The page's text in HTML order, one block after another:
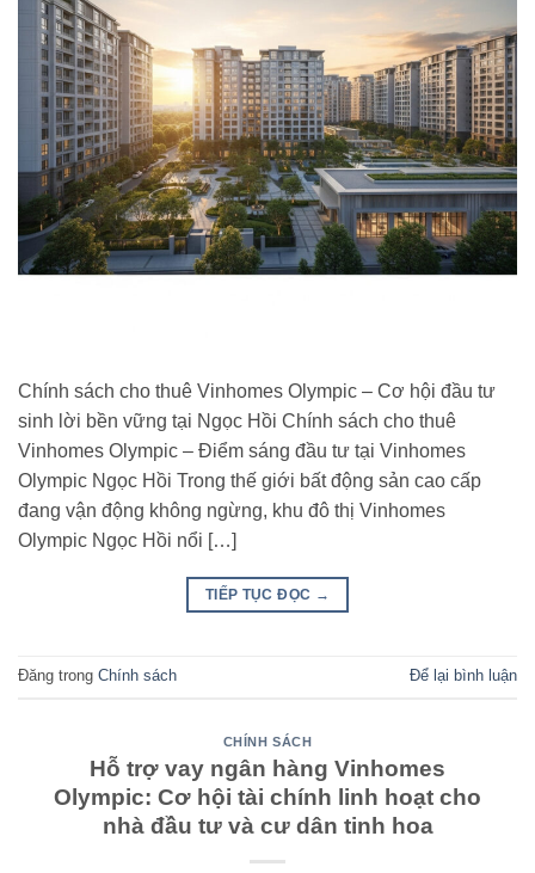
Chính sách cho thuê Vinhomes Olympic – Cơ hội đầu tư
sinh lời bền vững tại Ngọc Hồi Chính sách cho thuê
Vinhomes Olympic – Điểm sáng đầu tư tại Vinhomes
Olympic Ngọc Hồi Trong thế giới bất động sản cao cấp
đang vận động không ngừng, khu đô thị Vinhomes
Olympic Ngọc Hồi nổi […]
TIẾP TỤC ĐỌC →
Đăng trong Chính sách Để lại bình luận
CHÍNH SÁCH
Hỗ trợ vay ngân hàng Vinhomes
Olympic: Cơ hội tài chính linh hoạt cho
nhà đầu tư và cư dân tinh hoa